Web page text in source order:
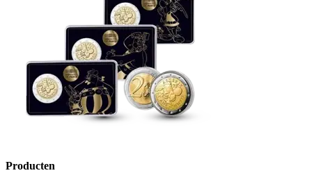
Producten